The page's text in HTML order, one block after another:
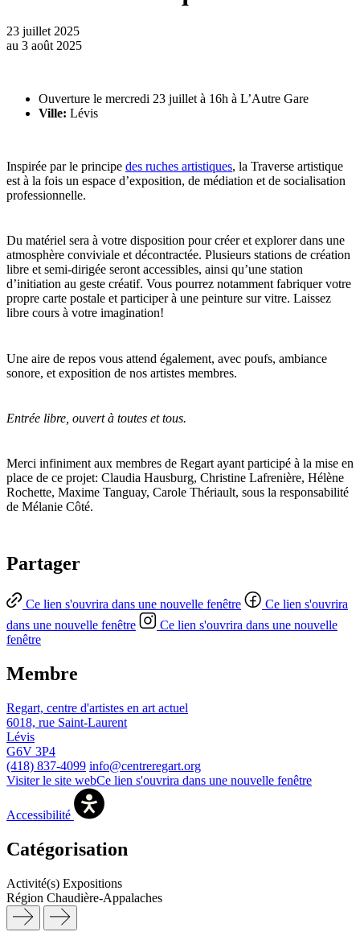
23 juillet 2025
au 3 août 2025
Ouverture le mercredi 23 juillet à 16h à L’Autre Gare
Ville: Lévis
Inspirée par le principe des ruches artistiques, la Traverse artistique
est à la fois un espace d’exposition, de médiation et de socialisation
professionnelle.
Du matériel sera à votre disposition pour créer et explorer dans une
atmosphère conviviale et décontractée. Plusieurs stations de création
libre et semi-dirigée seront accessibles, ainsi qu’une station
d’initiation au geste créatif. Vous pourrez notamment fabriquer votre
propre carte postale et participer à une peinture sur vitre. Laissez
libre cours à votre imagination!
Une aire de repos vous attend également, avec poufs, ambiance
sonore, et exposition de nos artistes membres.
Entrée libre, ouvert à toutes et tous.
Merci infiniment aux membres de Regart ayant participé à la mise en
place de ce projet: Claudia Hausburg, Christine Lafrenière, Hélène
Rochette, Maxime Tanguay, Carole Thériault, sous la responsabilité
de Mélanie Côté.
Partager
Ce lien s'ouvrira dans une nouvelle fenêtre
Ce lien s'ouvrira
dans une nouvelle fenêtre
Ce lien s'ouvrira dans une nouvelle
fenêtre
Membre
Regart, centre d'artistes en art actuel
6018, rue Saint-Laurent
Lévis
G6V 3P4
(418) 837-4099 info@centreregart.org
Visiter le site webCe lien s'ouvrira dans une nouvelle fenêtre
Accessibilité
Catégorisation
Activité(s) Expositions
Région Chaudière-Appalaches